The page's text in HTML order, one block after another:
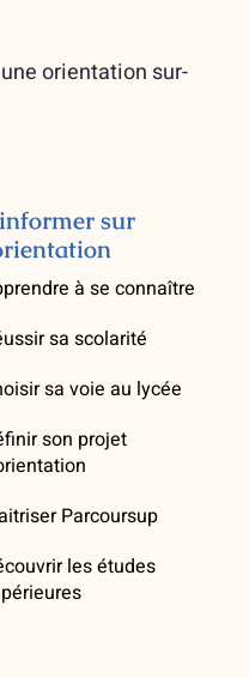
orientation sur-
sur
à se connaître
sa scolarité
sa voie au lycée
son projet
Parcoursup
les études